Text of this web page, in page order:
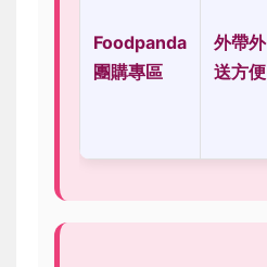
Foodpanda
團購專區
外帶外
送方便